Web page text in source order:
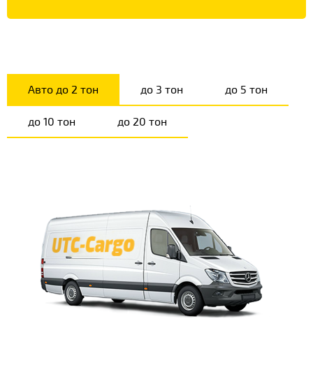
Авто до 2 тон до 3 тон до 5 тон
до 10 тон до 20 тон